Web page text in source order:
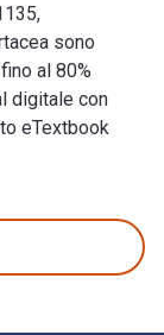
sono
al 80%
digitale con
eTextbook